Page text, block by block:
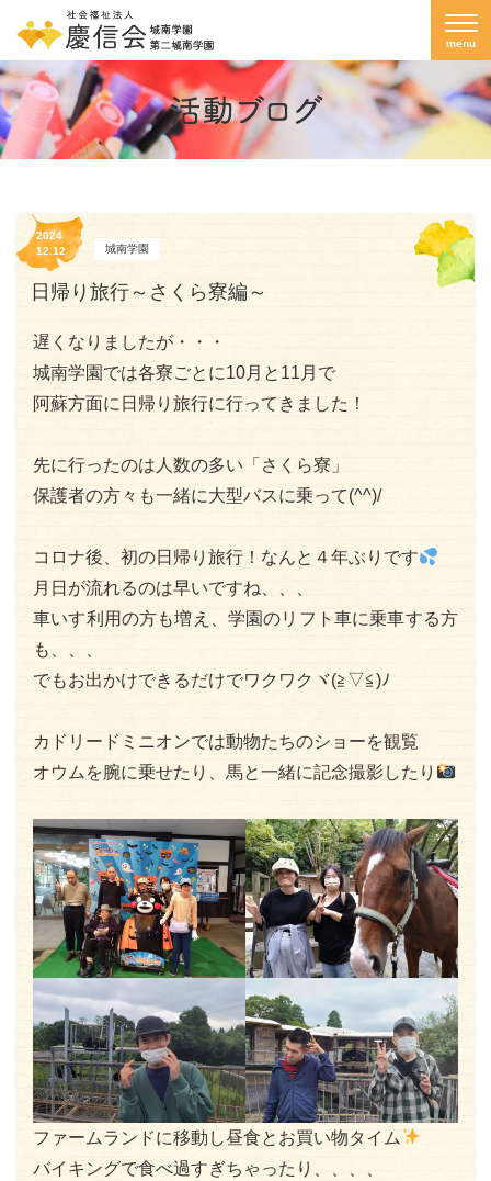
2024
12.12
城南学園
日帰り旅行～さくら寮編～
遅くなりましたが・・・
城南学園では各寮ごとに10月と11月で
阿蘇方面に日帰り旅行に行ってきました！
先に行ったのは人数の多い「さくら寮」
保護者の方々も一緒に大型バスに乗って(^^)/
コロナ後、初の日帰り旅行！なんと４年ぶりです
月日が流れるのは早いですね、、、
車いす利用の方も増え、学園のリフト車に乗車する方
も、、、
でもお出かけできるだけでワクワクヾ(≧▽≦)ﾉ
カドリードミニオンでは動物たちのショーを観覧
オウムを腕に乗せたり、馬と一緒に記念撮影したり
ファームランドに移動し昼食とお買い物タイム
バイキングで食べ過すぎちゃったり、、、、
menu